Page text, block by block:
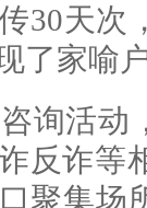
30天次
了家喻
询活动
反诈等
聚集场